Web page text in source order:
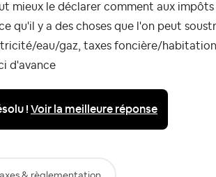
mieux le déclarer comment aux impôts
qu'il y a des choses que l'on peut
eau/gaz, taxes foncière/
d'avance
!Voir la meilleure réponse